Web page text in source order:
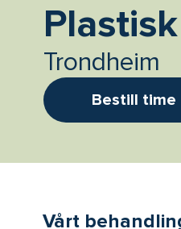
Trondheim
Bestill time
Vårt